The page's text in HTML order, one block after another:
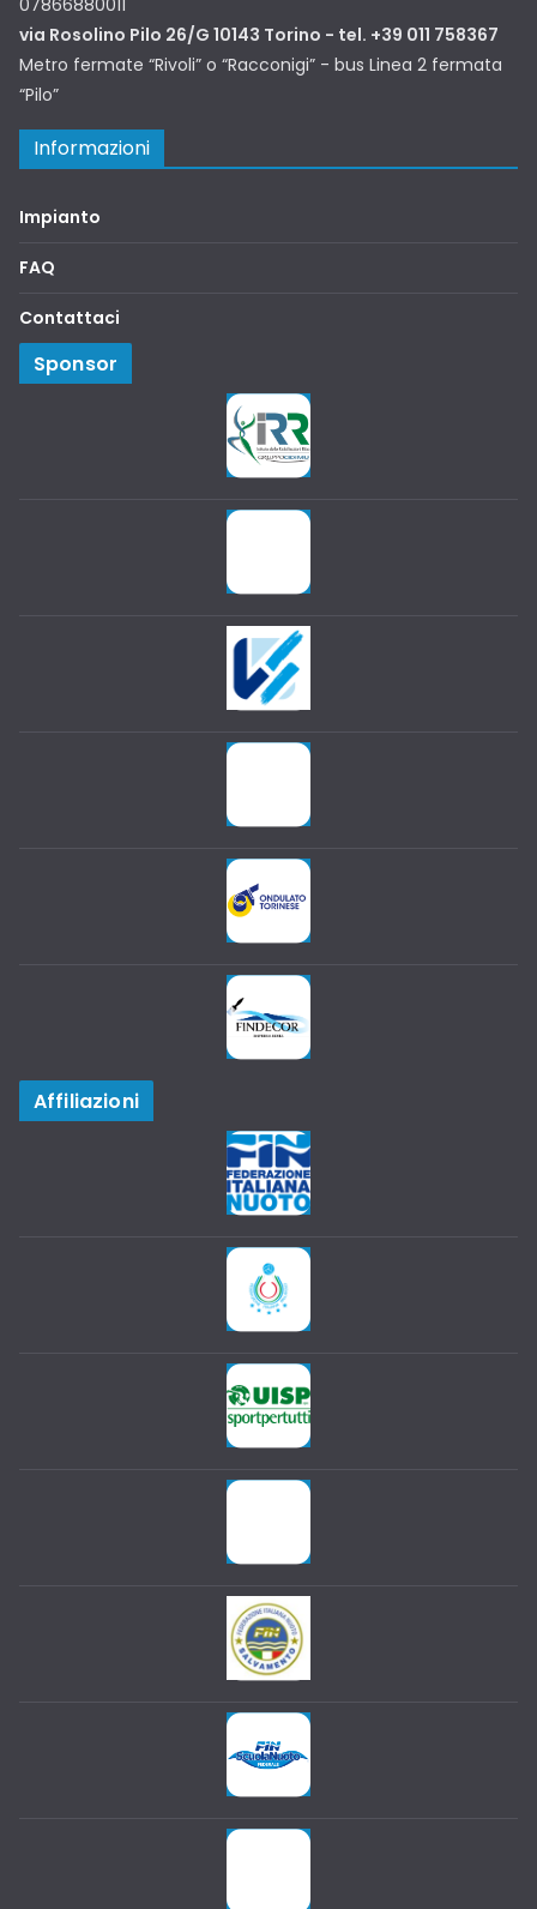
07866880011
via Rosolino Pilo 26/G 10143 Torino - tel. +39 011 758367
Metro fermate “Rivoli” o “Racconigi” - bus Linea 2 fermata
“Pilo”
Informazioni
Impianto
FAQ
Contattaci
Sponsor
Affiliazioni